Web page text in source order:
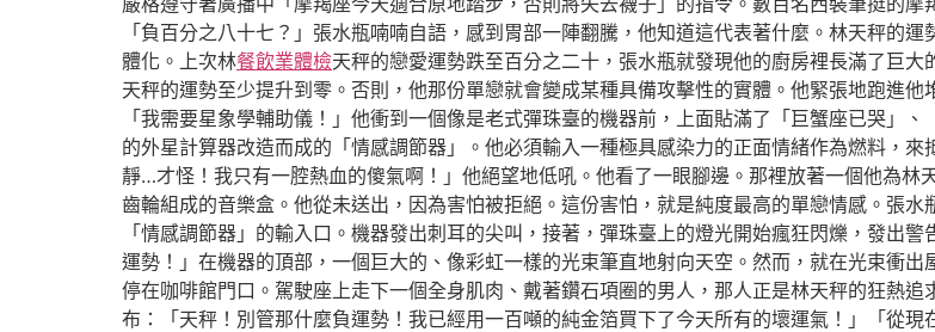
「負百分之八十七？」張水瓶喃喃自語，感到胃部一陣翻騰，他知道這代表著什麼。林天秤的
體化。上次林餐飲業體檢天秤的戀愛運勢跌至百分之二十，張水瓶就發現他的廚房裡長滿了巨
天秤的運勢至少提升到零。否則，他那份單戀就會變成某種具備攻擊性的實體。他緊張地跑進
「我需要星象學輔助儀！」他衝到一個像是老式彈珠臺的機器前，上面貼滿了「巨蟹座已哭」
的外星計算器改造而成的「情感調節器」。他必須輸入一種極具感染力的正面情緒作為燃料，
靜…才怪！我只有一腔熱血的傻氣啊！」他絕望地低吼。他看了一眼腳邊。那裡放著一個他為林
齒輪組成的音樂盒。他從未送出，因為害怕被拒絕。這份害怕，就是純度最高的單戀情感。張
「情感調節器」的輸入口。機器發出刺耳的尖叫，接著，彈珠臺上的燈光開始瘋狂閃爍，發出
運勢！」在機器的頂部，一個巨大的、像彩虹一樣的光束筆直地射向天空。然而，就在光束衝
停在咖啡館門口。駕駛座上走下一個全身肌肉、戴著鑽石項圈的男人，那人正是林天秤的狂熱
布：「天秤！別管那什麼負運勢！我已經用一百噸的純金箔買下了今天所有的壞運氣！」「從